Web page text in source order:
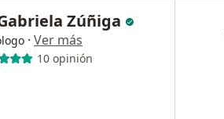
Zúñiga
· Ver más
10 opinión